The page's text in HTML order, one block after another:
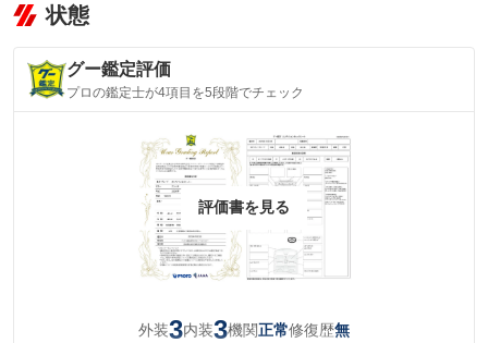
状態
グー鑑定評価
プロの鑑定士が4項目を5段階でチェック
評価書を見る
外装3内装3機関正常修復歴無